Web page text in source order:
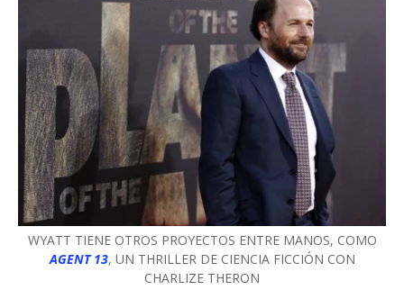
WYATT TIENE OTROS PROYECTOS ENTRE MANOS, COMO
AGENT 13, UN THRILLER DE CIENCIA FICCIÓN CON
CHARLIZE THERON